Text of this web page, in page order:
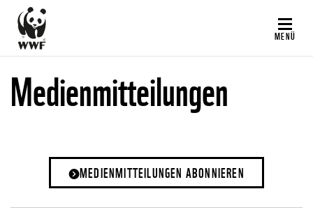
Direkt
zum
Inhalt
MENÜ
Medienmitteilungen
MEDIENMITTEILUNGEN ABONNIEREN